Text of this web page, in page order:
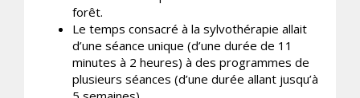
forêt.
Le temps consacré à la sylvothérapie allait
d’une séance unique (d’une durée de 11
minutes à 2 heures) à des programmes de
plusieurs séances (d’une durée allant jusqu’à